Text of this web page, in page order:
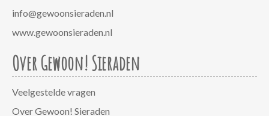
info@gewoonsieraden.nl
www.gewoonsieraden.nl
Over Gewoon! Sieraden
Veelgestelde vragen
Over Gewoon! Sieraden